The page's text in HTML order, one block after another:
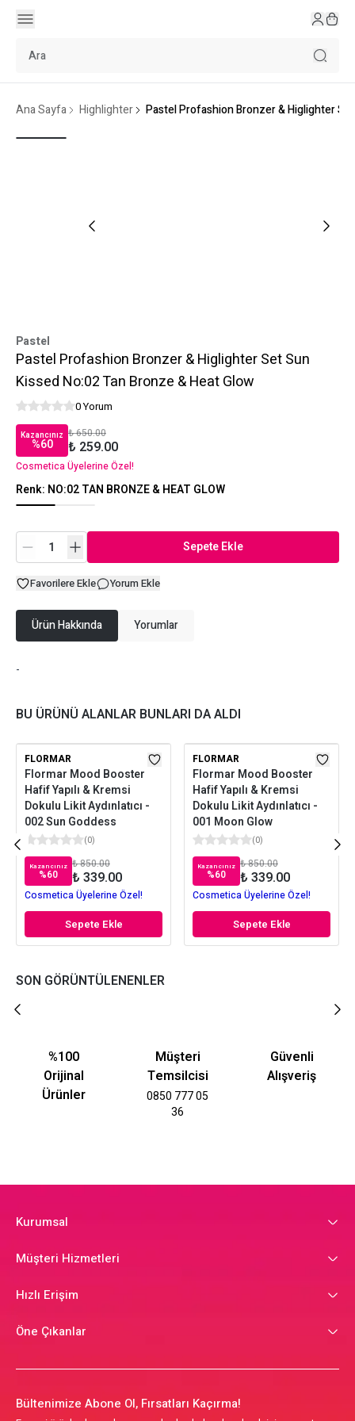
Ana Sayfa Highlighter Pastel Profashion Bronzer & Higlighter
Pastel
Pastel Profashion Bronzer & Higlighter Set Sun
Kissed No:02 Tan Bronze & Heat Glow
0 Yorum
Kazancınız
%60
₺ 650.00
₺ 259.00
Cosmetica Üyelerine Özel!
Renk: NO:02 TAN BRONZE & HEAT GLOW
Sepete Ekle
Favorilere Ekle Yorum Ekle
Ürün Hakkında Yorumlar
-
BU ÜRÜNÜ ALANLAR BUNLARI DA ALDI
FLORMAR
Flormar Mood Booster
Hafif Yapılı & Kremsi
Dokulu Likit Aydınlatıcı -
002 Sun Goddess
(0)
Kazancınız
%60
₺ 850.00
₺ 339.00
Cosmetica Üyelerine Özel!
Sepete Ekle
FLORMAR
Flormar Mood Booster
Hafif Yapılı & Kremsi
Dokulu Likit Aydınlatıcı -
001 Moon Glow
(0)
Kazancınız
%60
₺ 850.00
₺ 339.00
Cosmetica Üyelerine Özel!
Sepete Ekle
SON GÖRÜNTÜLENENLER
%100
Orijinal
Ürünler
Müşteri
Temsilcisi
0850 777 05
36
Güvenli
Alışveriş
Kurumsal
Müşteri Hizmetleri
Hızlı Erişim
Öne Çıkanlar
Bültenimize Abone Ol, Fırsatları Kaçırma!